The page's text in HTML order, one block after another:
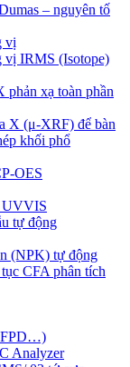
– nguyên tố
vị
vị IRMS (Isotope)
phản xạ toàn phần
X (μ-XRF) để bàn
khối phổ
OES
UVVIS
tự động
(NPK) tự động
CFA phân tích
Analyzer